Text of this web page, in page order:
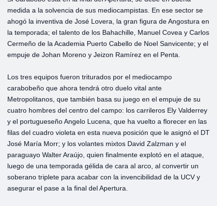
medida a la solvencia de sus mediocampistas. En ese sector se
ahogó la inventiva de José Lovera, la gran figura de Angostura en
la temporada; el talento de los Bahachille, Manuel Covea y Carlos
Cermeño de la Academia Puerto Cabello de Noel Sanvicente; y el
empuje de Johan Moreno y Jeizon Ramírez en el Penta.
Los tres equipos fueron triturados por el mediocampo
carabobeño que ahora tendrá otro duelo vital ante
Metropolitanos, que también basa su juego en el empuje de su
cuatro hombres del centro del campo: los carrileros Ely Valderrey
y el portugueseño Angelo Lucena, que ha vuelto a florecer en las
filas del cuadro violeta en esta nueva posición que le asignó el DT
José María Morr; y los volantes mixtos David Zalzman y el
paraguayo Walter Araújo, quien finalmente explotó en el ataque,
luego de una temporada gélida de cara al arco, al convertir un
soberano triplete para acabar con la invencibilidad de la UCV y
asegurar el pase a la final del Apertura.